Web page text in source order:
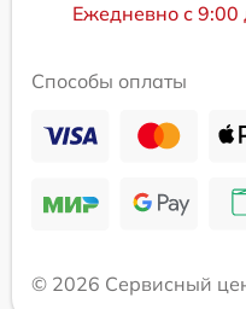
Ежедневно с 9:00
Способы оплаты
© 2026 Сервисный